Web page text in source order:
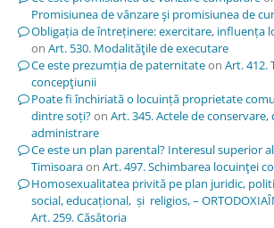
Promisiunea de vânzare şi promisiunea de
Obligația de întreținere: exercitare, influența
on Art. 530. Modalităţile de executare
Ce este prezumția de paternitateon Art. 412.
concepţiunii
Poate fi închiriată o locuință proprietate
dintre soți?on Art. 345. Actele de
administrare
Ce este un plan parental? Interesul superior
Timisoaraon Art. 497. Schimbarea locuinţei
Homosexualitatea privită pe plan juridic,
social, educațional, și religios, –
Art. 259. Căsătoria